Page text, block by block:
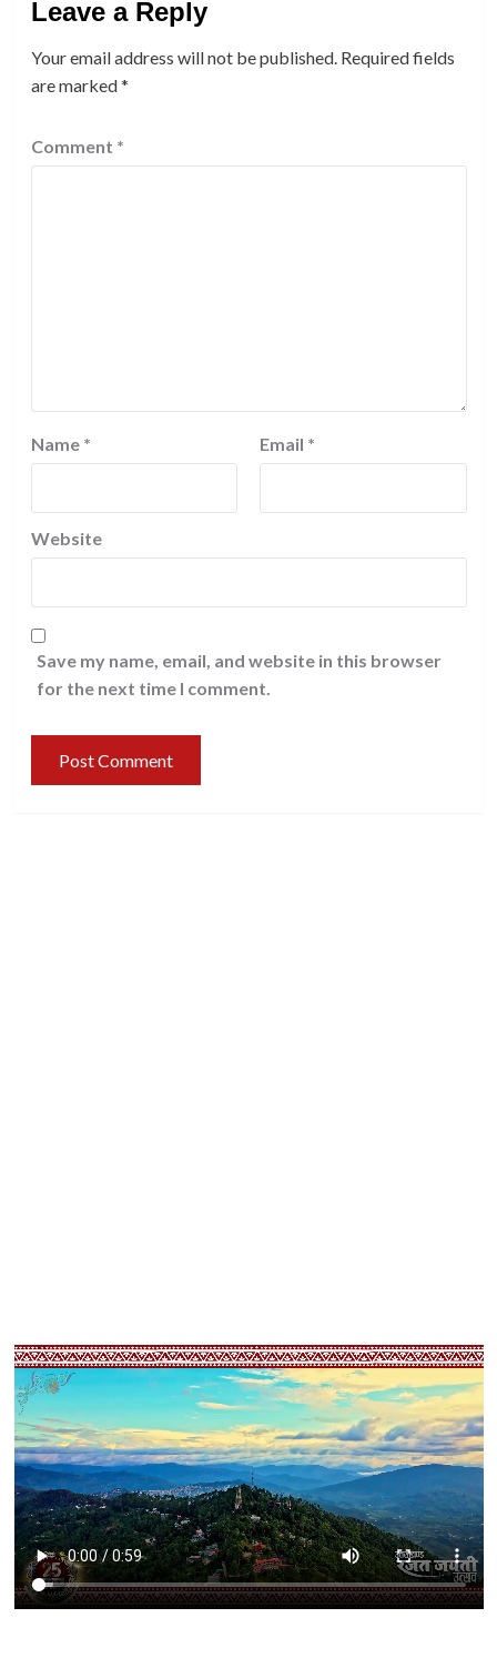
Leave a Reply
Your email address will not be published. Required fields
are marked*
Comment *
Name * Email *
Website
Save my name, email, and website in this browser
for the next time I comment.